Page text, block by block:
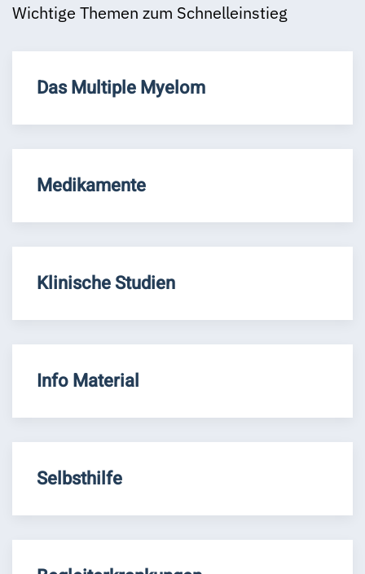
Wichtige Themen zum Schnelleinstieg
Das Multiple Myelom
Medikamente
Klinische Studien
Info Material
Selbsthilfe